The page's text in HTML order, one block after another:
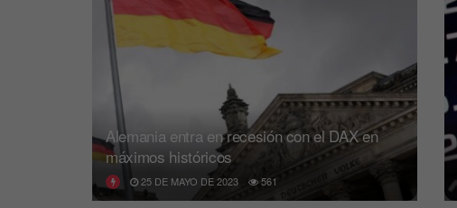
Alemania entra en recesión con el DAX en
máximos históricos
25 DE MAYO DE 2023 561